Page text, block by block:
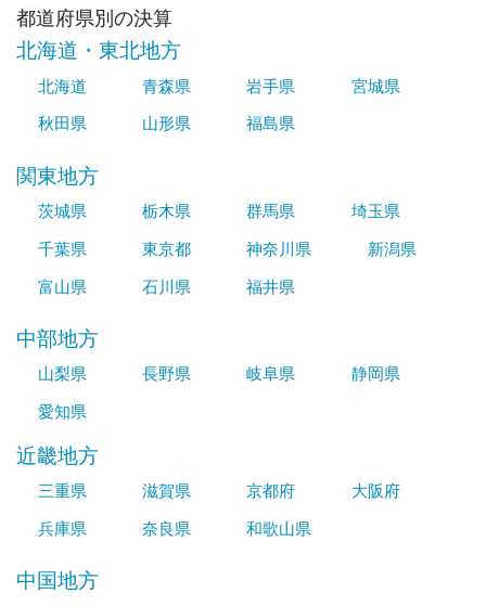
都道府県別の決算
北海道・東北地方
北海道 青森県 岩手県
宮城県
秋田県
山形県 福島県
関東地方
茨城県 栃木県 群馬県
埼玉県
千葉県
東京都 神奈川県
新潟県
富山県
石川県 福井県
中部地方
山梨県 長野県 岐阜県
静岡県
愛知県
近畿地方
三重県 滋賀県 京都府
大阪府
兵庫県
奈良県 和歌山県
中国地方